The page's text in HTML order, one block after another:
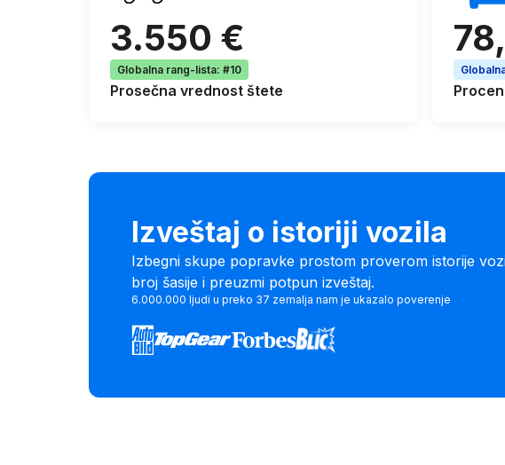
3.550 €
Globalna rang-lista: #10
Prosečna vrednost štete
Izveštaj o istoriji vozila
Izbegni skupe popravke prostom proverom istorije
broj šasije i preuzmi potpun izveštaj.
6.000.000 ljudi u preko 37 zemalja nam je ukazalo poverenje